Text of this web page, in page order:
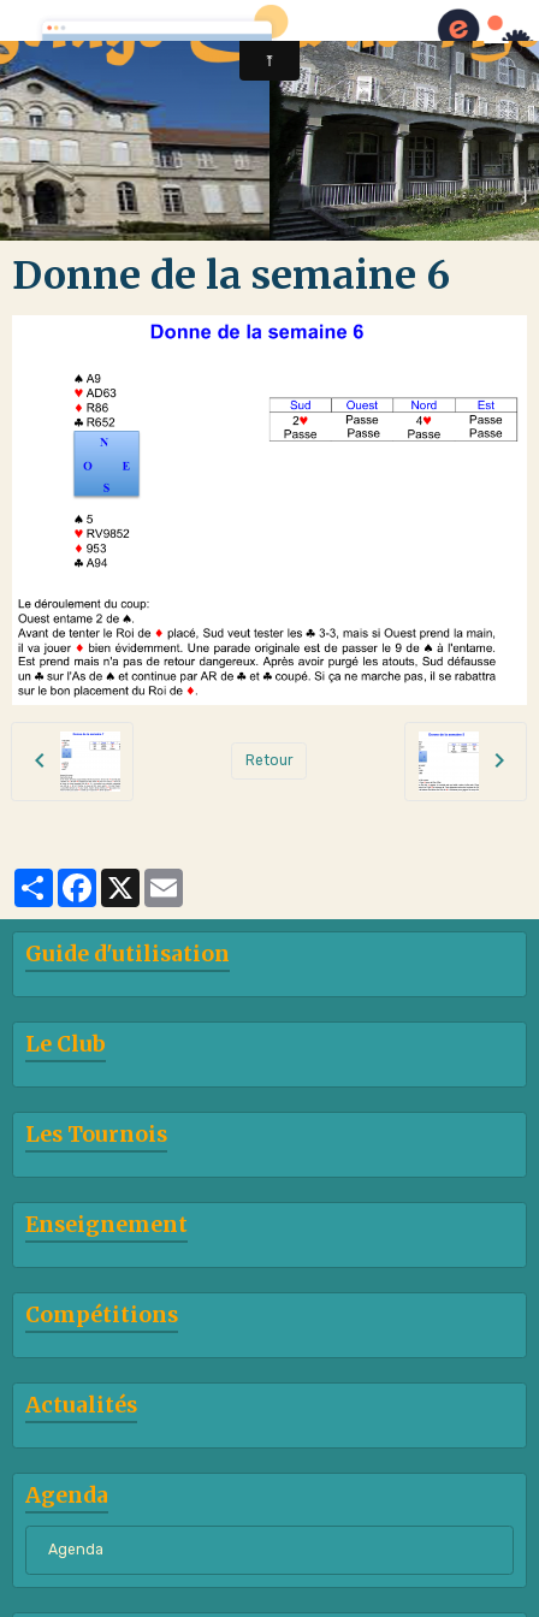
Donne de la semaine 6
Retour
PartagerFacebook
X
Guide d'utilisation
Le Club
Les Tournois
Enseignement
Compétitions
Actualités
Agenda
Agenda